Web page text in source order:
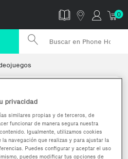
0
privacidad
similares propias y de terceros, de
funcionar de manera segura nuestra
Igualmente, utilizamos cookies
navegación que realizas y para ajustar la
Puedes configurar y aceptar el uso
puedes modificar tus opciones de